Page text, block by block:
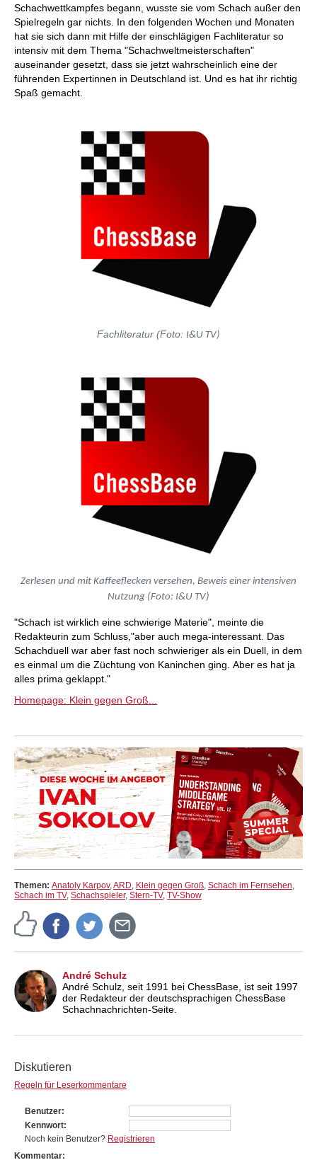
Schachwettkampfes begann, wusste sie vom Schach außer den
Spielregeln gar nichts. In den folgenden Wochen und Monaten
hat sie sich dann mit Hilfe der einschlägigen Fachliteratur so
intensiv mit dem Thema "Schachweltmeisterschaften"
auseinander gesetzt, dass sie jetzt wahrscheinlich eine der
führenden Expertinnen in Deutschland ist. Und es hat ihr richtig
Spaß gemacht.
Fachliteratur (Foto: I&U TV)
Zerlesen und mit Kaffeeflecken versehen, Beweis einer intensiven
Nutzung (Foto: I&U TV)
"Schach ist wirklich eine schwierige Materie", meinte die
Redakteurin zum Schluss,"aber auch mega-interessant. Das
Schachduell war aber fast noch schwieriger als ein Duell, in dem
es einmal um die Züchtung von Kaninchen ging. Aber es hat ja
alles prima geklappt."
Homepage: Klein gegen Groß...
Themen: Anatoly Karpov,ARD, Klein gegen Groß, Schach im Fernsehen,
Schach im TV, Schachspieler, Stern-TV, TV-Show
André Schulz
André Schulz, seit 1991 bei ChessBase, ist seit 1997
der Redakteur der deutschsprachigen ChessBase
Schachnachrichten-Seite.
Diskutieren
Regeln für Leserkommentare
Benutzer
Kennwort
Noch kein Benutzer? Registrieren
Kommentar